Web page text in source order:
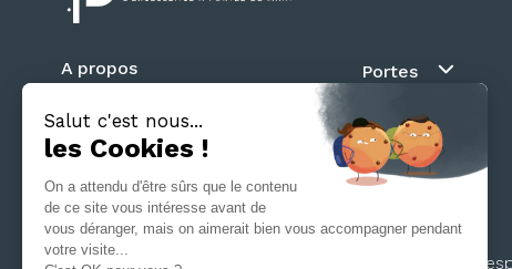
Portes
Battante
Coulissante
Galandage
Séparation
A propos
Contact
Suivez nous